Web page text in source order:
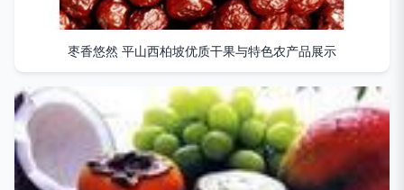
枣香悠然 平山西柏坡优质干果与特色农产品展示